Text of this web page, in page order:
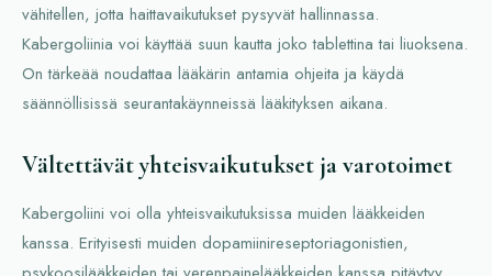
vähitellen, jotta haittavaikutukset pysyvät hallinnassa.
Kabergoliinia voi käyttää suun kautta joko tablettina tai liuoksena.
On tärkeää noudattaa lääkärin antamia ohjeita ja käydä
säännöllisissä seurantakäynneissä lääkityksen aikana.
Vältettävät yhteisvaikutukset ja varotoimet
Kabergoliini voi olla yhteisvaikutuksissa muiden lääkkeiden
kanssa. Erityisesti muiden dopamiinireseptoriagonistien,